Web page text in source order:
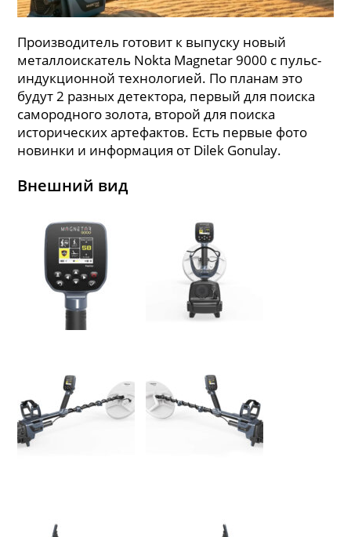
Производитель готовит к выпуску новый
металлоискатель Nokta Magnetar 9000 с пульс-
индукционной технологией. По планам это
будут 2 разных детектора, первый для поиска
самородного золота, второй для поиска
исторических артефактов. Есть первые фото
новинки и информация от Dilek Gonulay.
Внешний вид